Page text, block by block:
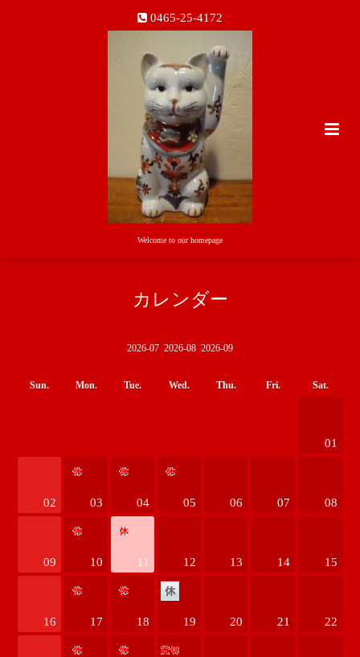
0465-25-4172
Welcome to our homepage
カレンダー
2026-07 2026-08 2026-09
Sun. Mon. Tue. Wed. Thu. Fri. Sat.
01
02 03 04 05 06 07 08
09 10 11 12 13 14 15
16 17 18 19 20 21 22